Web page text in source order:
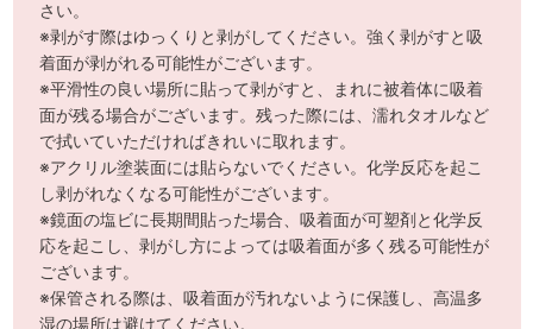
さい。
※剥がす際はゆっくりと剥がしてください。強く剥がすと吸
着面が剥がれる可能性がございます。
※平滑性の良い場所に貼って剥がすと、まれに被着体に吸着
面が残る場合がございます。残った際には、濡れタオルなど
で拭いていただければきれいに取れます。
※アクリル塗装面には貼らないでください。化学反応を起こ
し剥がれなくなる可能性がございます。
※鏡面の塩ビに長期間貼った場合、吸着面が可塑剤と化学反
応を起こし、剥がし方によっては吸着面が多く残る可能性が
ございます。
※保管される際は、吸着面が汚れないように保護し、高温多
湿の場所は避けてください。